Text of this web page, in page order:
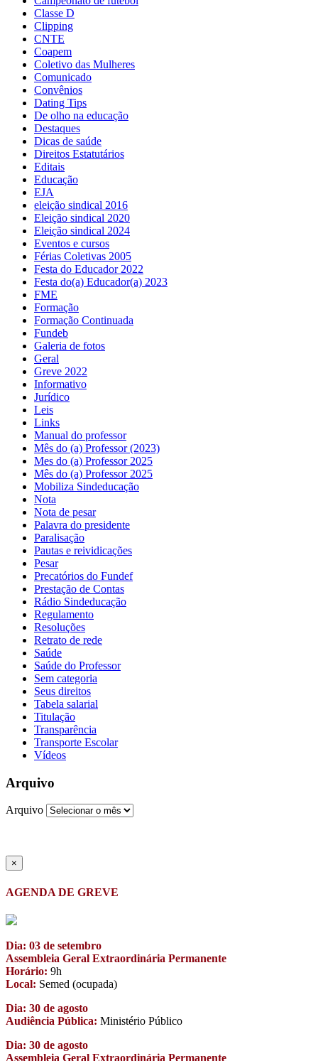
Classe D
Clipping
CNTE
Coapem
Coletivo das Mulheres
Comunicado
Convênios
Dating Tips
De olho na educação
Destaques
Dicas de saúde
Direitos Estatutários
Editais
Educação
EJA
eleição sindical 2016
Eleição sindical 2020
Eleição sindical 2024
Eventos e cursos
Férias Coletivas 2005
Festa do Educador 2022
Festa do(a) Educador(a) 2023
FME
Formação
Formação Continuada
Fundeb
Galeria de fotos
Geral
Greve 2022
Informativo
Jurídico
Leis
Links
Manual do professor
Mês do (a) Professor (2023)
Mes do (a) Professor 2025
Mês do (a) Professor 2025
Mobiliza Sindeducação
Nota
Nota de pesar
Palavra do presidente
Paralisação
Pautas e reividicações
Pesar
Precatórios do Fundef
Prestação de Contas
Rádio Sindeducação
Regulamento
Resoluções
Retrato de rede
Saúde
Saúde do Professor
Sem categoria
Seus direitos
Tabela salarial
Titulação
Transparência
Transporte Escolar
Vídeos
Arquivo
Arquivo
×
AGENDA DE GREVE
Dia: 03 de setembro
Assembleia Geral Extraordinária Permanente
Horário: 9h
Local: Semed (ocupada)
Dia: 30 de agosto
Audiência Pública: Ministério Público
Dia: 30 de agosto
Assembleia Geral Extraordinária Permanente